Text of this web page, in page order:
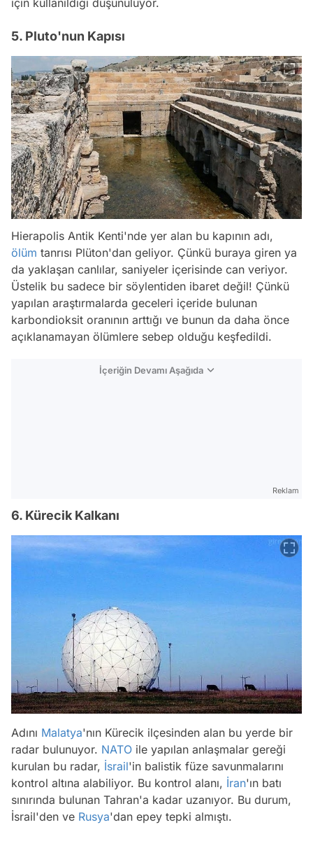
için kullanıldığı düşünülüyor.
5. Pluto'nun Kapısı
Hierapolis Antik Kenti'nde yer alan bu kapının adı,
ölüm tanrısı Plüton'dan geliyor. Çünkü buraya giren ya
da yaklaşan canlılar, saniyeler içerisinde can veriyor.
Üstelik bu sadece bir söylentiden ibaret değil! Çünkü
yapılan araştırmalarda geceleri içeride bulunan
karbondioksit oranının arttığı ve bunun da daha önce
açıklanamayan ölümlere sebep olduğu keşfedildi.
İçeriğin Devamı Aşağıda
Reklam
6. Kürecik Kalkanı
Adını Malatya'nın Kürecik ilçesinden alan bu yerde bir
radar bulunuyor. NATO ile yapılan anlaşmalar gereği
kurulan bu radar, İsrail'in balistik füze savunmalarını
kontrol altına alabiliyor. Bu kontrol alanı, İran'ın batı
sınırında bulunan Tahran'a kadar uzanıyor. Bu durum,
İsrail'den ve Rusya'dan epey tepki almıştı.